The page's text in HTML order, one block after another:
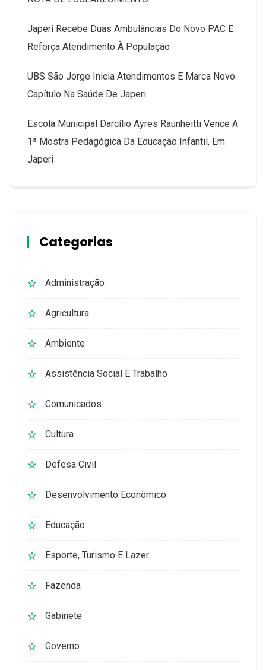
Japeri Recebe Duas Ambulâncias Do Novo PAC E
Reforça Atendimento À População
UBS São Jorge Inicia Atendimentos E Marca Novo
Capítulo Na Saúde De Japeri
Escola Municipal Darcílio Ayres Raunheitti Vence A
1ª Mostra Pedagógica Da Educação Infantil, Em
Japeri
Categorias
Administração
Agricultura
Ambiente
Assistência Social E Trabalho
Comunicados
Cultura
Defesa Civil
Desenvolvimento Econômico
Educação
Esporte, Turismo E Lazer
Fazenda
Gabinete
Governo